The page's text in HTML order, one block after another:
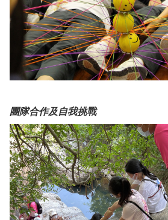
團隊合作及自我挑戰